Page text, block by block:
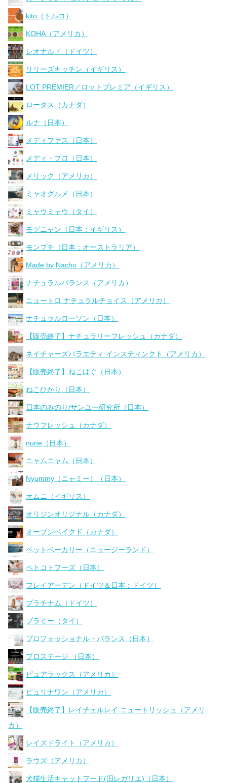
kito（トルコ）
KOHA（アメリカ）
レオナルド（ドイツ）
リリーズキッチン（イギリス）
LOT PREMIER／ロットプレミア（イギリス）
ロータス（カナダ）
ルナ（日本）
メディファス（日本）
メディ・プロ（日本）
メリック（アメリカ）
ミャオグルメ（日本）
ミャウミャウ（タイ）
モグニャン（日本：イギリス）
モンプチ（日本：オーストラリア）
Made by Nacho（アメリカ）
ナチュラルバランス（アメリカ）
ニュートロ ナチュラルチョイス（アメリカ）
ナチュラルローソン（日本）
【販売終了】ナチュラリーフレッシュ（カナダ）
ネイチャーズバラエティ インスティンクト（アメリカ）
【販売終了】ねこはぐ（日本）
ねこひかり（日本）
日本のみのり/サンユー研究所（日本）
ナウフレッシュ（カナダ）
nune（日本）
ニャムニャム（日本）
Nyummy（ニャミー）（日本）
オムニ（イギリス）
オリジンオリジナル（カナダ）
オーブンベイクド（カナダ）
ペットベーカリー（ニュージーランド）
ペトコトフーズ（日本）
プレイアーデン（ドイツ＆日本：ドイツ）
プラチナム（ドイツ）
プラミー（タイ）
プロフェッショナル・バランス（日本）
プロステージ （日本）
ピュアラックス（アメリカ）
ピュリナワン（アメリカ）
【販売終了】レイチェルレイ ニュートリッシュ（アメリ
カ）
レイズドライト（アメリカ）
ラウズ（アメリカ）
犬猫生活キャットフード(旧レガリエ)（日本）